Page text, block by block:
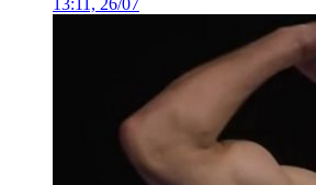
13:11, 26/07